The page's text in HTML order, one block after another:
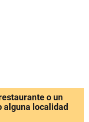
o un
alguna localidad